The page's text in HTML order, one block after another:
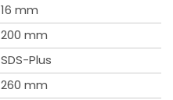
16 mm
200 mm
SDS-Plus
260 mm